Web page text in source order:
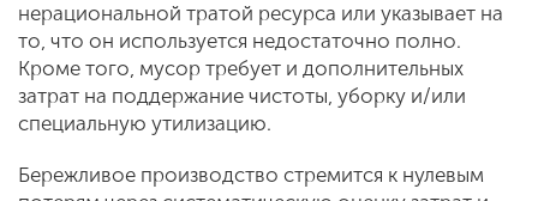
нерациональной тратой ресурса или указывает на
то, что он используется недостаточно полно.
Кроме того, мусор требует и дополнительных
затрат на поддержание чистоты, уборку и/или
специальную утилизацию.
Бережливое производство стремится к нулевым